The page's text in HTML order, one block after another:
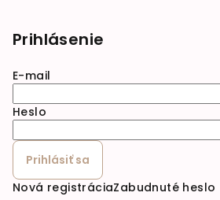
Prihlásenie
E-mail
Heslo
Prihlásiť sa
Nová registráciaZabudnuté heslo